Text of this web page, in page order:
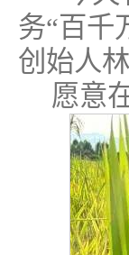
务“百千
创始人
愿意